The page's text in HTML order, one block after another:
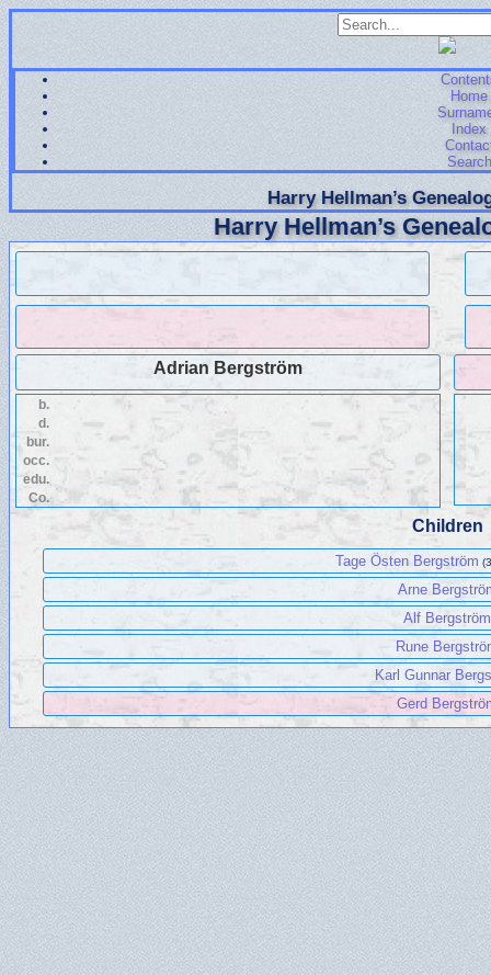
Home
Index
Search
Harry Hellman’s
Harry Hellman’s
Adrian Bergström
b.
d.
bur.
occ.
edu.
Co.
Children
Tage Östen Bergström
Arne
Alf Bergström
Rune
Karl Gunnar
Gerd